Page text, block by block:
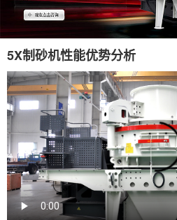
5X制砂机性能优势分析